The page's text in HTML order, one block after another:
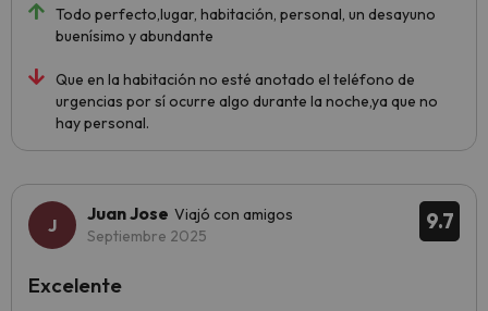
Todo perfecto,lugar, habitación, personal, un desayuno
buenísimo y abundante
Que en la habitación no esté anotado el teléfono de
urgencias por sí ocurre algo durante la noche,ya que no
hay personal.
9.7
Juan Jose Viajó con amigos
Septiembre 2025
Excelente